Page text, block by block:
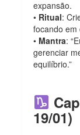
expansão.
• Ritual:
focando em
• Mantra:
gerenciar
equilíbrio.”
19/01)